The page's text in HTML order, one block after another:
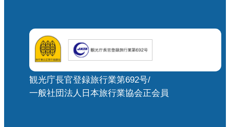
観光庁長官登録旅行業第692号/
一般社団法人日本旅行業協会正会員